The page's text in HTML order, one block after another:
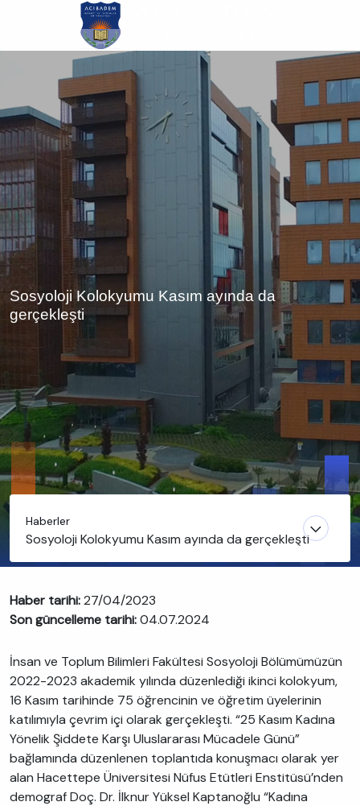
atla
Sosyoloji Kolokyumu Kasım ayında da
gerçekleşti
Haberler
Sosyoloji Kolokyumu Kasım ayında da gerçekleşti
Haber tarihi:27/04/2023
Son güncelleme tarihi:04.07.2024
İnsan ve Toplum Bilimleri Fakültesi Sosyoloji Bölümümüzün
2022-2023 akademik yılında düzenlediği ikinci kolokyum,
16 Kasım tarihinde 75 öğrencinin ve öğretim üyelerinin
katılımıyla çevrim içi olarak gerçekleşti. “25 Kasım Kadına
Yönelik Şiddete Karşı Uluslararası Mücadele Günü”
bağlamında düzenlenen toplantıda konuşmacı olarak yer
alan Hacettepe Üniversitesi Nüfus Etütleri Enstitüsü’nden
demograf Doç. Dr. İlknur Yüksel Kaptanoğlu “Kadına